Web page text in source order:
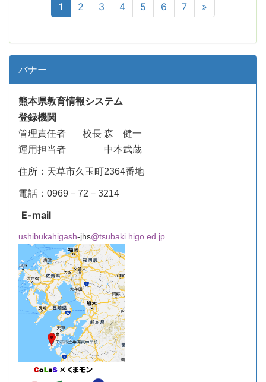
1 2 3 4 5 6 7 »
バナー
熊本県教育情報システム
登録機関
管理責任者 校長 森 健一
運用担当者 中本武蔵
住所：天草市久玉町2364番地
電話：0969－72－3214
E-mail
ushibukahigash-jhs@tsubaki.higo.ed.jp